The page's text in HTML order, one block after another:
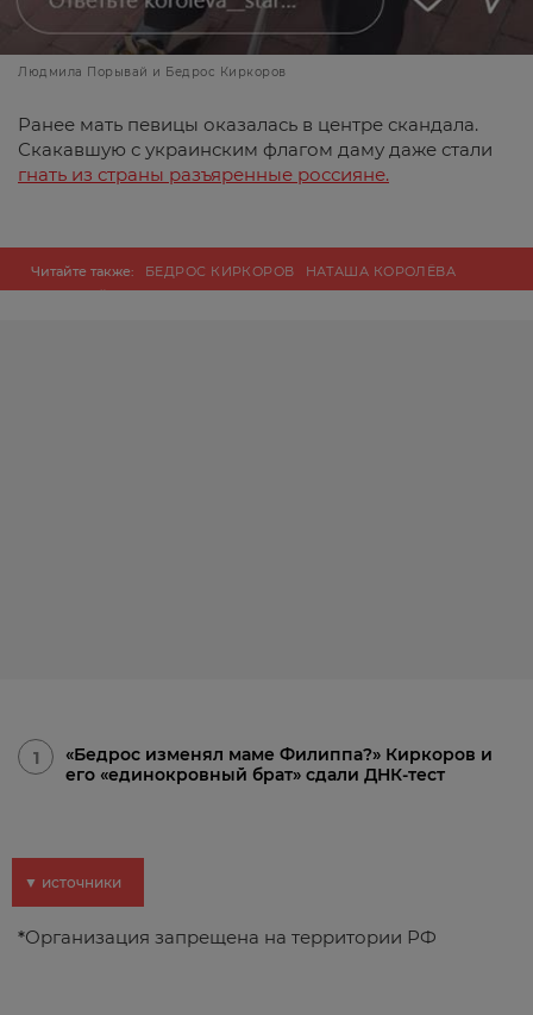
Людмила Порывай и Бедрос Киркоров
Ранее мать певицы оказалась в центре скандала.
Скакавшую с украинским флагом даму даже стали
гнать из страны разъяренные россияне.
Читайте также: БЕДРОС КИРКОРОВ
НАТАША КОРОЛЁВА
ПОРЫВАЙ
ФИЛИПП КИРКОРОВ
1
«Бедрос изменял маме Филиппа?» Киркоров и
его «единокровный брат» сдали ДНК-тест
▼ источники
*Организация запрещена на территории РФ